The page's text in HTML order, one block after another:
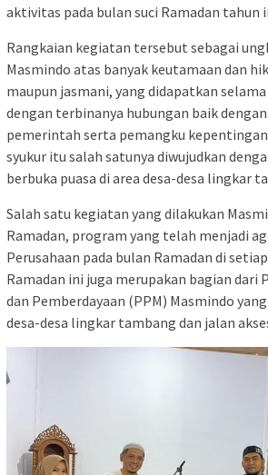
aktivitas pada bulan suci Ramadan tahun
Rangkaian kegiatan tersebut sebagai
Masmindo atas banyak keutamaan dan
maupun jasmani, yang didapatkan
dengan terbinanya hubungan baik
pemerintah serta pemangku
syukur itu salah satunya diwujudkan
berbuka puasa di area desa-desa lingkar
Salah satu kegiatan yang dilakukan
Ramadan, program yang telah menjadi
Perusahaan pada bulan Ramadan di
Ramadan ini juga merupakan bagian dari
dan Pemberdayaan (PPM) Masmindo
desa-desa lingkar tambang dan jalan